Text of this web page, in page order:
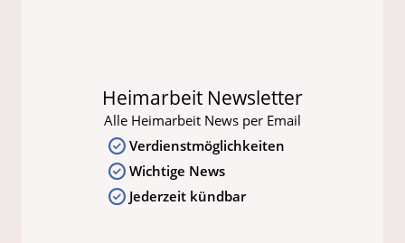
Heimarbeit Newsletter
Alle Heimarbeit News per Email
Verdienstmöglichkeiten
Wichtige News
Jederzeit kündbar